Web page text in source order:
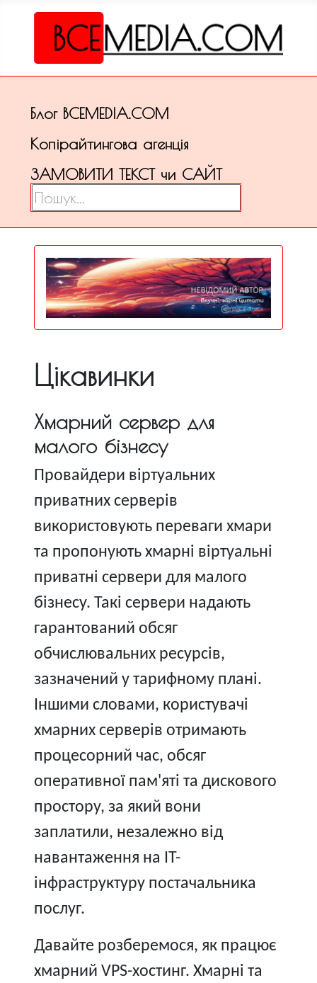
Блог ВСЕМЕDІА.COM
Копірайтингова агенція
ЗАМОВИТИ ТЕКСТ чи САЙТ
Пошук
Цікавинки
Хмарний сервер для
малого бізнесу
Провайдери віртуальних
приватних серверів
використовують переваги хмари
та пропонують хмарні віртуальні
приватні сервери для малого
бізнесу. Такі сервери надають
гарантований обсяг
обчислювальних ресурсів,
зазначений у тарифному плані.
Іншими словами, користувачі
хмарних серверів отримають
процесорний час, обсяг
оперативної пам'яті та дискового
простору, за який вони
заплатили, незалежно від
навантаження на IT-
інфраструктуру постачальника
послуг.
Давайте розберемося, як працює
хмарний VPS-хостинг. Хмарні та